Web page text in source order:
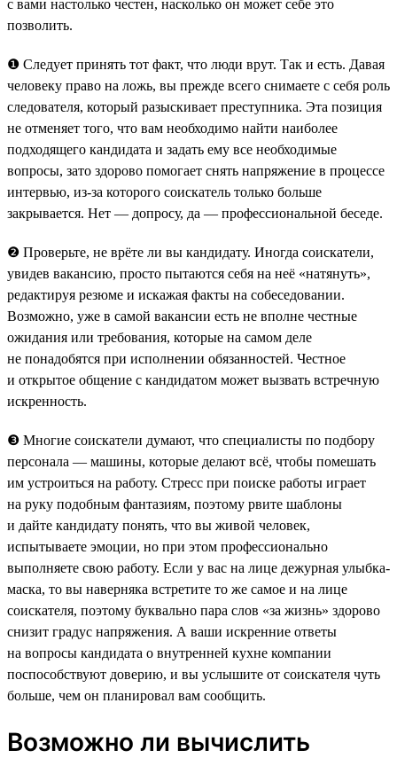
с вами настолько честен, насколько он может себе это
позволить.
❶ Следует принять тот факт, что люди врут. Так и есть. Давая
человеку право на ложь, вы прежде всего снимаете с себя роль
следователя, который разыскивает преступника. Эта позиция
не отменяет того, что вам необходимо найти наиболее
подходящего кандидата и задать ему все необходимые
вопросы, зато здорово помогает снять напряжение в процессе
интервью, из-за которого соискатель только больше
закрывается. Нет — допросу, да — профессиональной беседе.
❷ Проверьте, не врёте ли вы кандидату. Иногда соискатели,
увидев вакансию, просто пытаются себя на неё «натянуть»,
редактируя резюме и искажая факты на собеседовании.
Возможно, уже в самой вакансии есть не вполне честные
ожидания или требования, которые на самом деле
не понадобятся при исполнении обязанностей. Честное
и открытое общение с кандидатом может вызвать встречную
искренность.
❸ Многие соискатели думают, что специалисты по подбору
персонала — машины, которые делают всё, чтобы помешать
им устроиться на работу. Стресс при поиске работы играет
на руку подобным фантазиям, поэтому рвите шаблоны
и дайте кандидату понять, что вы живой человек,
испытываете эмоции, но при этом профессионально
выполняете свою работу. Если у вас на лице дежурная улыбка-
маска, то вы наверняка встретите то же самое и на лице
соискателя, поэтому буквально пара слов «за жизнь» здорово
снизит градус напряжения. А ваши искренние ответы
на вопросы кандидата о внутренней кухне компании
поспособствуют доверию, и вы услышите от соискателя чуть
больше, чем он планировал вам сообщить.
Возможно ли вычислить